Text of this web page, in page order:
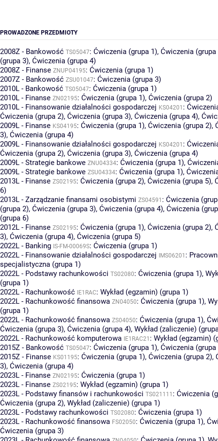
PROWADZONE PRZEDMIOTY
2008Z - Bankowość TS05047: Ćwiczenia (grupa 1), Ćwiczenia (grupa
(grupa 3), Ćwiczenia (grupa 4)
2008Z - Finanse ZNUP04195: Ćwiczenia (grupa 1)
2007Z - Bankowość ZSU01047: Ćwiczenia (grupa 3)
2010L - Bankowość TS05047: Ćwiczenia (grupa 1)
2010L - Finanse ZN02195: Ćwiczenia (grupa 1), Ćwiczenia (grupa 2)
2010L - Finansowanie działalności gospodarczej KS04201 :
Ćwiczenia (grupa 2), Ćwiczenia (grupa 3), Ćwiczenia (grupa 4),
2009L - Finanse KS04195: Ćwiczenia (grupa 1), Ćwiczenia (grupa 2),
3), Ćwiczenia (grupa 4)
2009L - Finansowanie działalności gospodarczej KS04201 :
Ćwiczenia (grupa 2), Ćwiczenia (grupa 3), Ćwiczenia (grupa 4)
2009L - Strategie bankowe ZNU04334: Ćwiczenia (grupa 1),
2009L - Strategie bankowe ZSU04334: Ćwiczenia (grupa 1),
2013L - Finanse ZS02195: Ćwiczenia (grupa 2), Ćwiczenia (grupa 5),
6)
2013L - Zarządzanie finansami osobistymi ZS04591 : Ćwiczenia
(grupa 2), Ćwiczenia (grupa 3), Ćwiczenia (grupa 4), Ćwiczenia
(grupa 6)
2012L - Finanse ZS02195: Ćwiczenia (grupa 1), Ćwiczenia (grupa 2),
3), Ćwiczenia (grupa 4), Ćwiczenia (grupa 5)
2022L - Banking IS-FM-00069S: Ćwiczenia (grupa 1)
2022L - Finansowanie działalności gospodarczej IMS06201 :
specjalistyczna (grupa 1)
2022L - Podstawy rachunkowości TS02080: Ćwiczenia (grupa 1),
(grupa 1)
2022L - Rachunkowość IE1RAC: Wykład (egzamin) (grupa 1)
2022L - Rachunkowość finansowa ZN04050: Ćwiczenia (grupa 1),
(grupa 1)
2022L - Rachunkowość finansowa ZS04050: Ćwiczenia (grupa 1),
Ćwiczenia (grupa 3), Ćwiczenia (grupa 4), Wykład (zaliczenie)
2022L - Rachunkowość komputerowa IE1RAC21 : Wykład (egzamin)
2015Z - Bankowość TS05047: Ćwiczenia (grupa 1), Ćwiczenia (grupa
2015Z - Finanse KS01195: Ćwiczenia (grupa 1), Ćwiczenia (grupa 2),
3), Ćwiczenia (grupa 4)
2023L - Finanse ZN02195: Ćwiczenia (grupa 1)
2023L - Finanse ZS02195: Wykład (egzamin) (grupa 1)
2023L - Podstawy finansów i rachunkowości TS021111 : Ćwiczenia
Ćwiczenia (grupa 2), Wykład (zaliczenie) (grupa 1)
2023L - Podstawy rachunkowości TS02080: Ćwiczenia (grupa 1)
2023L - Rachunkowość finansowa FS02050: Ćwiczenia (grupa 1),
Ćwiczenia (grupa 3)